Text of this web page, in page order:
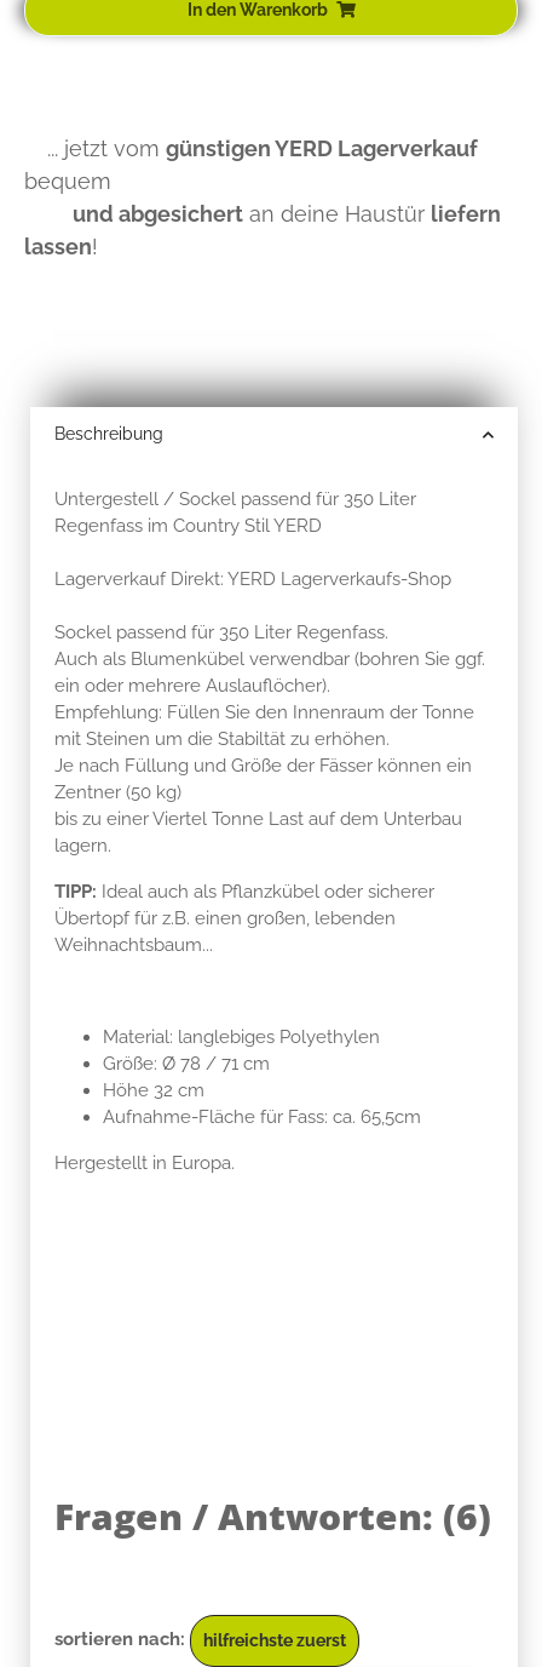
In den Warenkorb
... jetzt vom günstigen YERD Lagerverkauf
bequem
und abgesichert an deine Haustür liefern
lassen!
Beschreibung
Untergestell / Sockel passend für 350 Liter
Regenfass im Country Stil YERD
Lagerverkauf Direkt: YERD Lagerverkaufs-Shop
Sockel passend für 350 Liter Regenfass.
Auch als Blumenkübel verwendbar (bohren Sie ggf.
ein oder mehrere Auslauflöcher).
Empfehlung: Füllen Sie den Innenraum der Tonne
mit Steinen um die Stabiltät zu erhöhen.
Je nach Füllung und Größe der Fässer können ein
Zentner (50 kg)
bis zu einer Viertel Tonne Last auf dem Unterbau
lagern.
TIPP: Ideal auch als Pflanzkübel oder sicherer
Übertopf für z.B. einen großen, lebenden
Weihnachtsbaum...
Material: langlebiges Polyethylen
Größe: Ø 78 / 71 cm
Höhe 32 cm
Aufnahme-Fläche für Fass: ca. 65,5cm
Hergestellt in Europa.
Fragen / Antworten: (6)
sortieren nach: hilfreichste zuerst